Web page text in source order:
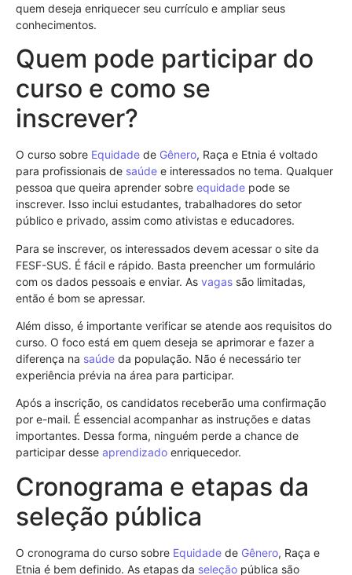
quem deseja enriquecer seu currículo e ampliar seus
conhecimentos.
Quem pode participar do
curso e como se
inscrever?
O curso sobre Equidade de Gênero, Raça e Etnia é voltado
para profissionais de saúde e interessados no tema. Qualquer
pessoa que queira aprender sobre equidade pode se
inscrever. Isso inclui estudantes, trabalhadores do setor
público e privado, assim como ativistas e educadores.
Para se inscrever, os interessados devem acessar o site da
FESF-SUS. É fácil e rápido. Basta preencher um formulário
com os dados pessoais e enviar. As vagas são limitadas,
então é bom se apressar.
Além disso, é importante verificar se atende aos requisitos do
curso. O foco está em quem deseja se aprimorar e fazer a
diferença na saúde da população. Não é necessário ter
experiência prévia na área para participar.
Após a inscrição, os candidatos receberão uma confirmação
por e-mail. É essencial acompanhar as instruções e datas
importantes. Dessa forma, ninguém perde a chance de
participar desse aprendizado enriquecedor.
Cronograma e etapas da
seleção pública
O cronograma do curso sobre Equidade de Gênero, Raça e
Etnia é bem definido. As etapas da seleção pública são